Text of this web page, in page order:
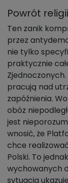
Powrót
Ten zanik
przez
nie tylko
praktycznie
pracują nad
zapóźnienia.
obóz
jest
wnosić, że
chce
Polski. To
wychowanych
sytuacja